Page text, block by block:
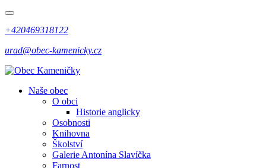
+420469318122
urad@obec-kamenicky.cz
Naše obec
O obci
Historie anglicky
Osobnosti
Knihovna
Školství
Galerie Antonína Slavíčka
Farnost